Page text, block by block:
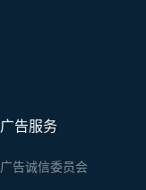
广告服务
广告诚信委员会